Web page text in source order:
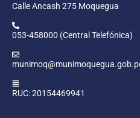
Calle Ancash 275 Moquegua
053-458000 (Central Telefónica)
RUC: 20154469941